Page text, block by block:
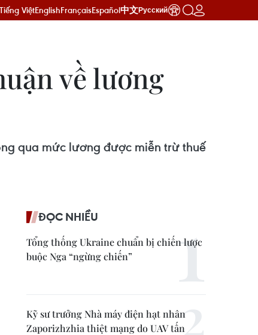
Tiếng ViệtEnglishFrançaisEspañol中文Русский
về lương
qua mức lương được miễn trừ thuế
ĐỌC NHIỀU
Tổng thống Ukraine chuẩn bị chiến lược
buộc Nga “ngừng chiến”
Kỹ sư trưởng Nhà máy điện hạt nhân
Zaporizhzhia thiệt mạng do UAV tấn